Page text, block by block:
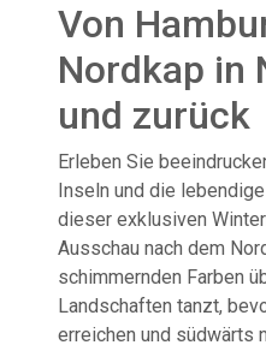
Von
Nordkap in
und zurück
Erleben Sie
Inseln und die
dieser exklusiven
Ausschau nach dem
schimmernden Farben
Landschaften tanzt,
erreichen und südwärts